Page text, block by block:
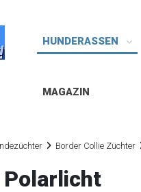
HUNDERASSEN
MAGAZIN
Border Collie Züchter
Polarlicht